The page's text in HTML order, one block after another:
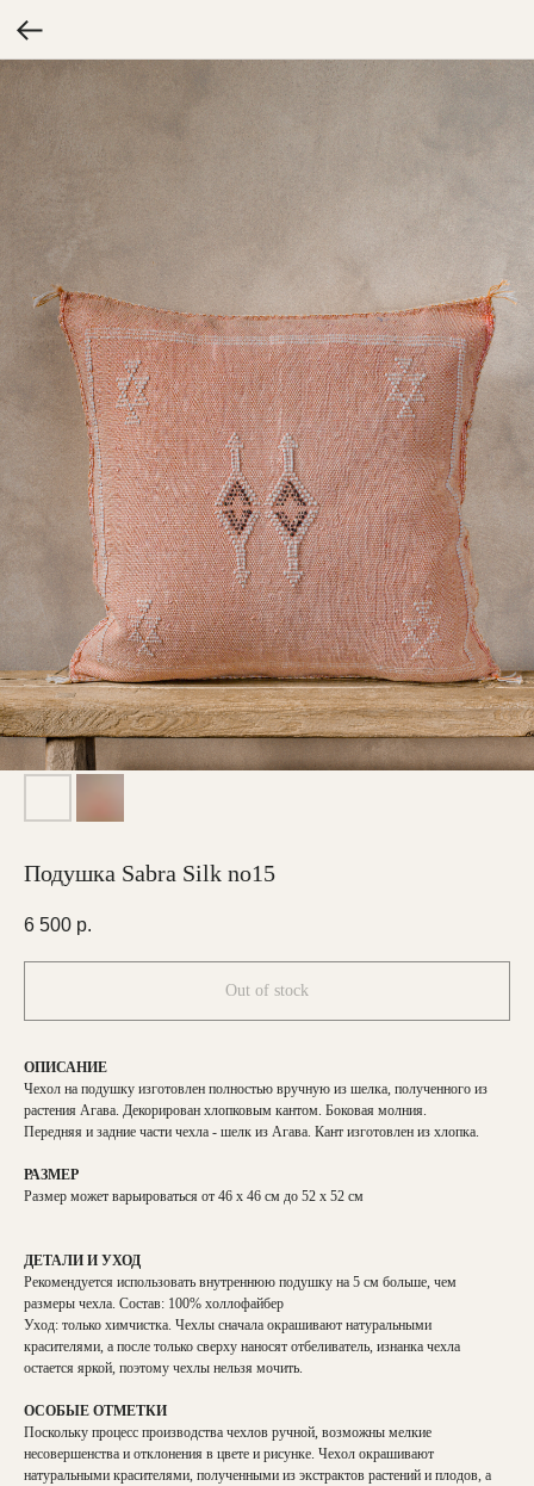
Подушка Sabra Silk no15
6 500 р.
Out of stock
ОПИСАНИЕ
Чехол на подушку изготовлен полностью вручную из шелка, полученного из
растения Агава. Декорирован хлопковым кантом. Боковая молния.
Передняя и задние части чехла - шелк из Агава. Кант изготовлен из хлопка.
РАЗМЕР
Размер может варьироваться от 46 х 46 см до 52 х 52 см
ДЕТАЛИ И УХОД
Рекомендуется использовать внутреннюю подушку на 5 см больше, чем
размеры чехла. Состав: 100% холлофайбер
Уход: только химчистка. Чехлы сначала окрашивают натуральными
красителями, а после только сверху наносят отбеливатель, изнанка чехла
остается яркой, поэтому чехлы нельзя мочить.
ОСОБЫЕ ОТМЕТКИ
Поскольку процесс производства чехлов ручной, возможны мелкие
несовершенства и отклонения в цвете и рисунке. Чехол окрашивают
натуральными красителями, полученными из экстрактов растений и плодов, а